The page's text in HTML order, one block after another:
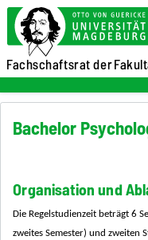
Fachschaftsrat der
Bachelor
Organisation und
Die Regelstudienzeit beträgt 6
zweites Semester) und zweiten